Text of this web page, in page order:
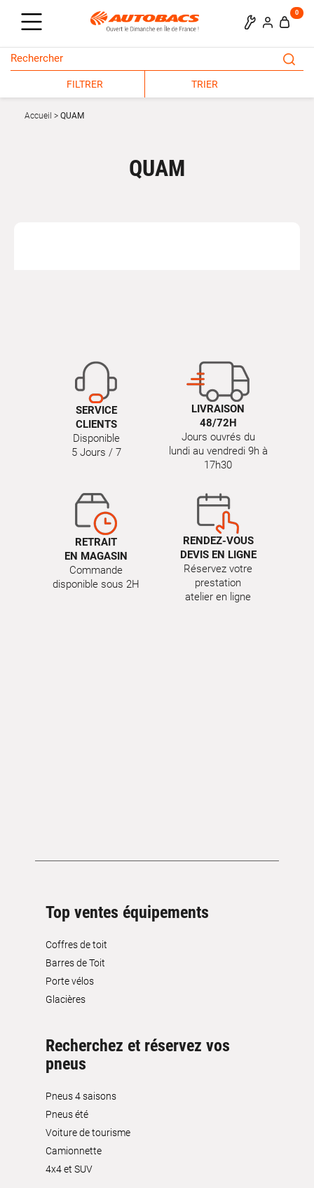
0
FILTRER TRIER
Accueil QUAM
QUAM
SERVICE
CLIENTS
Disponible
5 Jours / 7
LIVRAISON
48/72H
Jours ouvrés du
lundi au vendredi 9h à
17h30
RETRAIT
EN MAGASIN
Commande
disponible sous 2H
RENDEZ-VOUS
DEVIS EN LIGNE
Réservez votre
prestation
atelier en ligne
Top ventes équipements
Coffres de toit
Barres de Toit
Porte vélos
Glacières
Recherchez et réservez vos
pneus
Pneus 4 saisons
Pneus été
Voiture de tourisme
Camionnette
4x4 et SUV